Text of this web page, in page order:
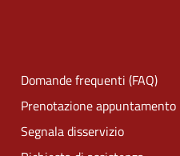
Domande frequenti (FAQ)
Prenotazione appuntamento
Segnala disservizio